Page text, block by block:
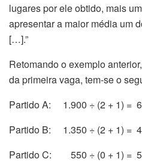
lugares por ele obtido, mais
apresentar a maior média um
[…].”
Retomando o exemplo
da primeira vaga, tem-se o
Partido A: 1.900 ÷ (2 + 1) =
Partido B: 1.350 ÷ (2 + 1) =
Partido C: 550 ÷ (0 + 1) =